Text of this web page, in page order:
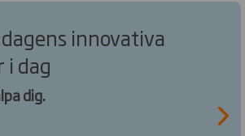
innovativa
dag
dig.